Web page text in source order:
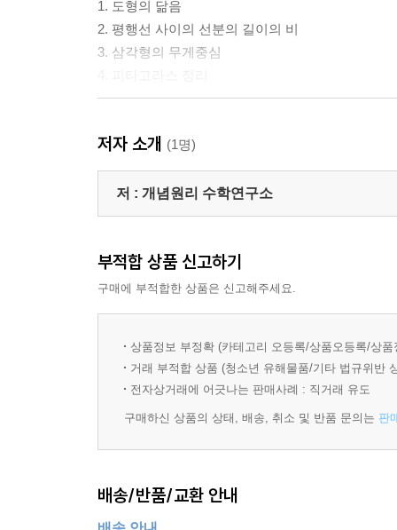
1. 도형의 닮음
2. 평행선 사이의 선분의 길이의 비
3. 삼각형의 무게중심
1. 경우의 수
2. 확률
저자 소개 (1명)
저 : 개념원리 수학연구소
부적합 상품 신고하기
구매에 부적합한 상품은 신고해주세요.
상품정보 부정확 (카테고리 오등록/상품오등록/상
거래 부적합 상품 (청소년 유해물품/기타 법규위반
전자상거래에 어긋나는 판매사례 : 직거래 유도
구매하신 상품의 상태, 배송, 취소 및 반품 문의는 판
배송/반품/교환 안내